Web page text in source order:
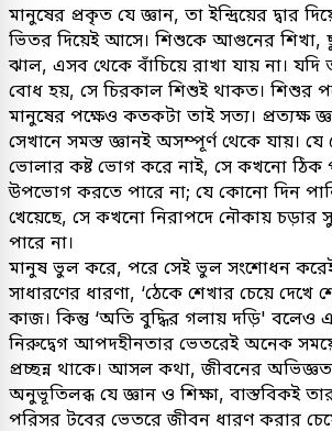
মানুষের প্রকৃত যে জ্ঞান, তা ইন্দ্রিয়ের দ্বার
ভিতর দিয়েই আসে। শিশুকে আগুনের শিখা,
ঝাল, এসব থেকে বাঁচিয়ে রাখা যায় না। যদি
বোধ হয়, সে চিরকাল শিশুই থাকত। শিশুর
মানুষের পক্ষেও কতকটা তাই সত্য। প্রত্যক্ষ
সেখানে সমস্ত জ্ঞানই অসম্পূর্ণ থেকে যায়।
ভোলার কষ্ট ভোগ করে নাই, সে কখনো ঠিক
উপভোগ করতে পারে না; যে কোনো দিন
খেয়েছে, সে কখনো নিরাপদে নৌকায়
পারে না।
মানুষ ভুল করে, পরে সেই ভুল সংশোধন করেই
সাধারণের ধারণা, ‘ঠেকে শেখার চেয়ে দেখে
কাজ। কিন্তু ‘অতি বুদ্ধির গলায় দড়ি' বলেও
নিরুদ্বেগ আপদহীনতার ভেতরেই অনেক
প্রচ্ছন্ন থাকে। আসল কথা, জীবনের
অনুভূতিলব্ধ যে জ্ঞান ও শিক্ষা, বাস্তবিকই
পরিসর টবের ভেতরে জীবন ধারণ করার